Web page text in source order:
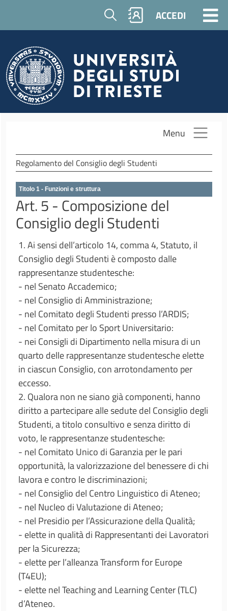
Salta al contenuto principale
Cerca ACCEDI
Menu
Regolamento del Consiglio degli Studenti
Titolo 1 - Funzioni e struttura
Art. 5 - Composizione del
Consiglio degli Studenti
1. Ai sensi dell’articolo 14, comma 4, Statuto, il
Consiglio degli Studenti è composto dalle
rappresentanze studentesche:
- nel Senato Accademico;
- nel Consiglio di Amministrazione;
- nel Comitato degli Studenti presso l’ARDIS;
- nel Comitato per lo Sport Universitario:
- nei Consigli di Dipartimento nella misura di un
quarto delle rappresentanze studentesche elette
in ciascun Consiglio, con arrotondamento per
eccesso.
2. Qualora non ne siano già componenti, hanno
diritto a partecipare alle sedute del Consiglio degli
Studenti, a titolo consultivo e senza diritto di
voto, le rappresentanze studentesche:
- nel Comitato Unico di Garanzia per le pari
opportunità, la valorizzazione del benessere di chi
lavora e contro le discriminazioni;
- nel Consiglio del Centro Linguistico di Ateneo;
- nel Nucleo di Valutazione di Ateneo;
- nel Presidio per l’Assicurazione della Qualità;
- elette in qualità di Rappresentanti dei Lavoratori
per la Sicurezza;
- elette per l’alleanza Transform for Europe
(T4EU);
- elette nel Teaching and Learning Center (TLC)
d’Ateneo.